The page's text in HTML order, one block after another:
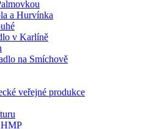
a Hurvínka
v Karlíně
na Smíchově
veřejné produkce